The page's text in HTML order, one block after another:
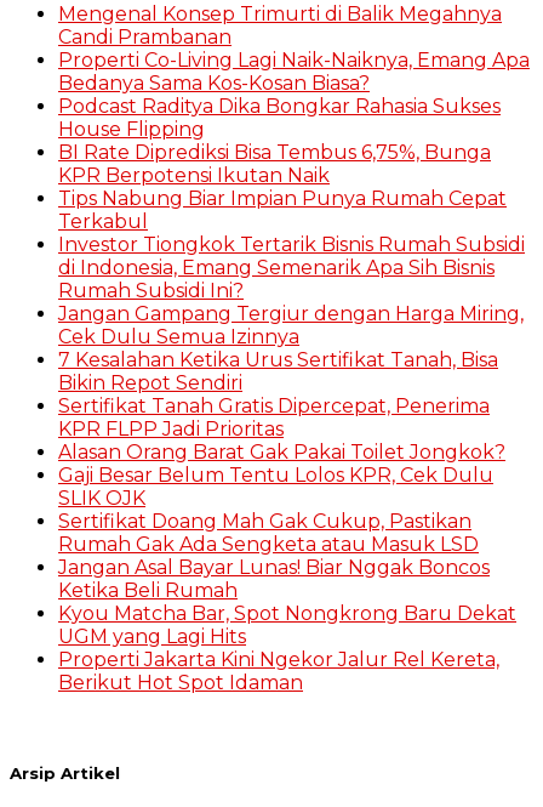
Mengenal Konsep Trimurti di Balik Megahnya
Candi Prambanan
Properti Co-Living Lagi Naik-Naiknya, Emang Apa
Bedanya Sama Kos-Kosan Biasa?
Podcast Raditya Dika Bongkar Rahasia Sukses
House Flipping
BI Rate Diprediksi Bisa Tembus 6,75%, Bunga
KPR Berpotensi Ikutan Naik
Tips Nabung Biar Impian Punya Rumah Cepat
Terkabul
Investor Tiongkok Tertarik Bisnis Rumah Subsidi
di Indonesia, Emang Semenarik Apa Sih Bisnis
Rumah Subsidi Ini?
Jangan Gampang Tergiur dengan Harga Miring,
Cek Dulu Semua Izinnya
7 Kesalahan Ketika Urus Sertifikat Tanah, Bisa
Bikin Repot Sendiri
Sertifikat Tanah Gratis Dipercepat, Penerima
KPR FLPP Jadi Prioritas
Alasan Orang Barat Gak Pakai Toilet Jongkok?
Gaji Besar Belum Tentu Lolos KPR, Cek Dulu
SLIK OJK
Sertifikat Doang Mah Gak Cukup, Pastikan
Rumah Gak Ada Sengketa atau Masuk LSD
Jangan Asal Bayar Lunas! Biar Nggak Boncos
Ketika Beli Rumah
Kyou Matcha Bar, Spot Nongkrong Baru Dekat
UGM yang Lagi Hits
Properti Jakarta Kini Ngekor Jalur Rel Kereta,
Berikut Hot Spot Idaman
Arsip Artikel